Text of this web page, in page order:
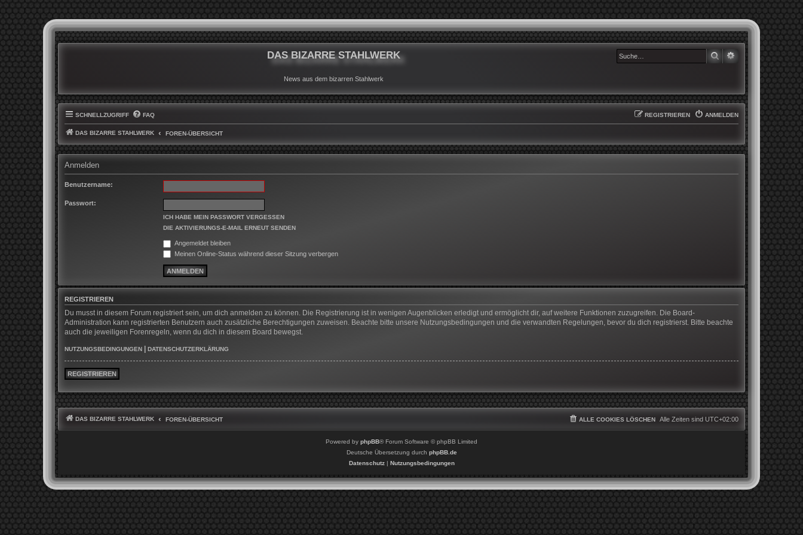
DAS BIZARRE STAHLWERK
News aus dem bizarren Stahlwerk
SUCHE
SCHNELLZUGRIFF FAQ ANMELDEN
REGISTRIEREN
DAS BIZARRE STAHLWERK FOREN-ÜBERSICHT
Anmelden
Benutzername:
Passwort:
ICH HABE MEIN PASSWORT VERGESSEN
DIE AKTIVIERUNGS-E-MAIL ERNEUT SENDEN
Angemeldet bleiben
Meinen Online-Status während dieser Sitzung verbergen
REGISTRIEREN
Du musst in diesem Forum registriert sein, um dich anmelden zu können. Die Registrierung ist in wenigen Augenblicken erledigt und ermöglicht dir, auf weitere Funktionen zuzugreifen. Die Board-
Administration kann registrierten Benutzern auch zusätzliche Berechtigungen zuweisen. Beachte bitte unsere Nutzungsbedingungen und die verwandten Regelungen, bevor du dich registrierst. Bitte beachte
auch die jeweiligen Forenregeln, wenn du dich in diesem Board bewegst.
NUTZUNGSBEDINGUNGEN DATENSCHUTZERKLÄRUNG
REGISTRIEREN
DAS BIZARRE STAHLWERK FOREN-ÜBERSICHT Alle Zeiten sind UTC+02:00
ALLE COOKIES LÖSCHEN
Powered by phpBB® Forum Software © phpBB Limited
Deutsche Übersetzung durch phpBB.de
Datenschutz| Nutzungsbedingungen